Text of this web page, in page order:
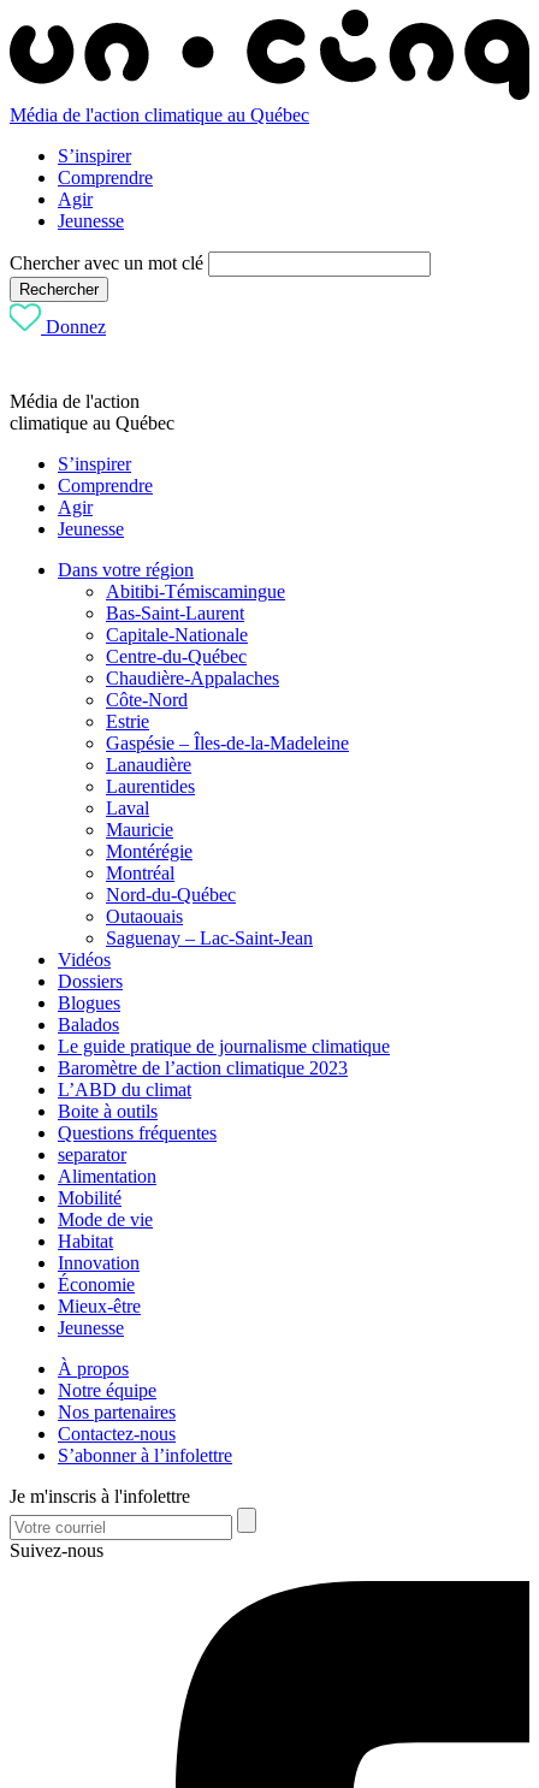
Média de l'action climatique au Québec
S’inspirer
Comprendre
Agir
Jeunesse
Chercher avec un mot clé
Rechercher
Donnez
Média de l'action
climatique au Québec
S’inspirer
Comprendre
Agir
Jeunesse
Dans votre région
Abitibi-Témiscamingue
Bas-Saint-Laurent
Capitale-Nationale
Centre-du-Québec
Chaudière-Appalaches
Côte-Nord
Estrie
Gaspésie – Îles-de-la-Madeleine
Lanaudière
Laurentides
Laval
Mauricie
Montérégie
Montréal
Nord-du-Québec
Outaouais
Saguenay – Lac-Saint-Jean
Vidéos
Dossiers
Blogues
Balados
Le guide pratique de journalisme climatique
Baromètre de l’action climatique 2023
L’ABD du climat
Boite à outils
Questions fréquentes
separator
Alimentation
Mobilité
Mode de vie
Habitat
Innovation
Économie
Mieux-être
Jeunesse
À propos
Notre équipe
Nos partenaires
Contactez-nous
S’abonner à l’infolettre
Je m'inscris à l'infolettre
Suivez-nous